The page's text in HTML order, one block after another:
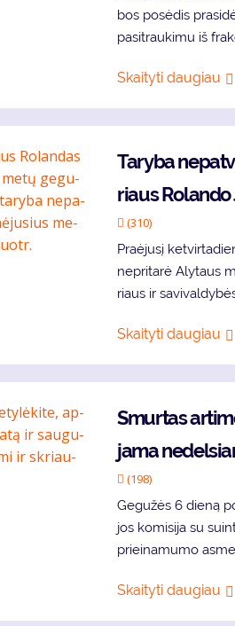
bos po­sė­dis
pa­si­trau­ki­mu iš
Skaityti daugiau
Ta­ry­ba
riaus
(310)
Pra­ėju­sį
ne­pri­ta­rė Aly­taus
riaus ir
Skaityti daugiau
Smur­tas
ja­ma
(198)
Ge­gu­žės 6 die­ną
jos ko­mi­si­ja su
pri­ei­na­mu­mo
Skaityti daugiau